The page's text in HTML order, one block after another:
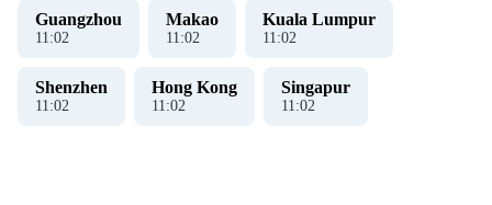
Guangzhou
11:02
Makao
11:02
Kuala Lumpur
11:02
Shenzhen
11:02
Hong Kong
11:02
Singapur
11:02